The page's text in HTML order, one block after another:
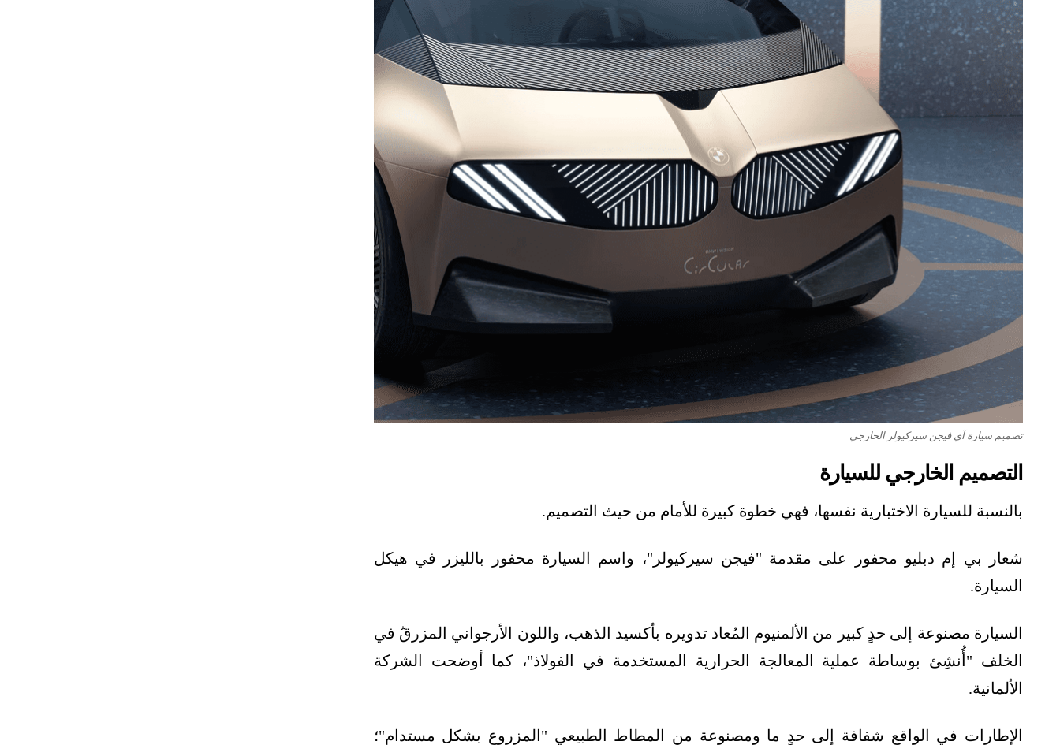
تصميم سيارة آي فيجن سيركيولر الخارجي
التصميم الخارجي للسيارة
بالنسبة للسيارة الاختبارية نفسها، فهي خطوة كبيرة للأمام من حيث التصميم.
شعار بي إم دبليو محفور على مقدمة "فيجن سيركيولر"، واسم السيارة محفور بالليزر في هيكل
السيارة.
السيارة مصنوعة إلى حدٍ كبير من الألمنيوم المُعاد تدويره بأكسيد الذهب، واللون الأرجواني المزرقّ في
الخلف "أُنشِئ بوساطة عملية المعالجة الحرارية المستخدمة في الفولاذ"، كما أوضحت الشركة
الألمانية.
الإطارات في الواقع شفافة إلى حدٍ ما ومصنوعة من المطاط الطبيعي "المزروع بشكل مستدام"؛